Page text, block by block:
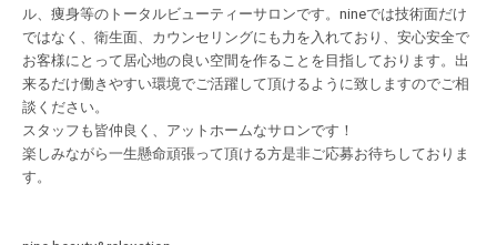
ル、痩身等のトータルビューティーサロンです。nineでは技術面だけ
ではなく、衛生面、カウンセリングにも力を入れており、安心安全で
お客様にとって居心地の良い空間を作ることを目指しております。出
来るだけ働きやすい環境でご活躍して頂けるように致しますのでご相
談ください。
スタッフも皆仲良く、アットホームなサロンです！
楽しみながら一生懸命頑張って頂ける方是非ご応募お待ちしておりま
す。